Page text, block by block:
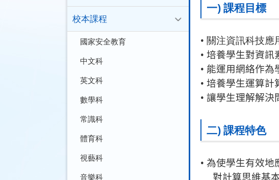
一) 課程目標
• 關注資訊科技應
• 培養學生對資訊
• 能運用網絡作
• 培養學生運算
• 讓學生理解解
二) 課程特色
• 為使學生有效地
對計算思維基
校本課程
國家安全教育
中文科
英文科
數學科
常識科
體育科
視藝科
音樂科